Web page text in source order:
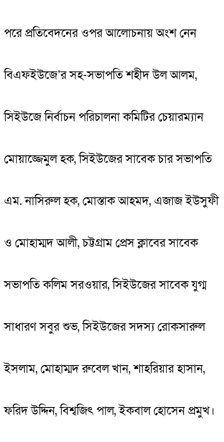
পরে প্রতিবেদনের ওপর আলোচনায় অংশ নেন
বিএফইউজে’র সহ-সভাপতি শহীদ উল আলম,
সিইউজে নির্বাচন পরিচালনা কমিটির চেয়ারম্যান
মোয়াজ্জেমুল হক, সিইউজের সাবেক চার সভাপতি
এম. নাসিরুল হক, মোস্তাক আহমদ, এজাজ ইউসুফী
ও মোহাম্মদ আলী, চট্টগ্রাম প্রেস ক্লাবের সাবেক
সভাপতি কলিম সরওয়ার, সিইউজের সাবেক যুগ্ম
সাধারণ সবুর শুভ, সিইউজের সদস্য রোকসারুল
ইসলাম, মোহাম্মদ রুবেল খান, শাহরিয়ার হাসান,
ফরিদ উদ্দিন, বিশ্বজিৎ পাল, ইকবাল হোসেন প্রমুখ।